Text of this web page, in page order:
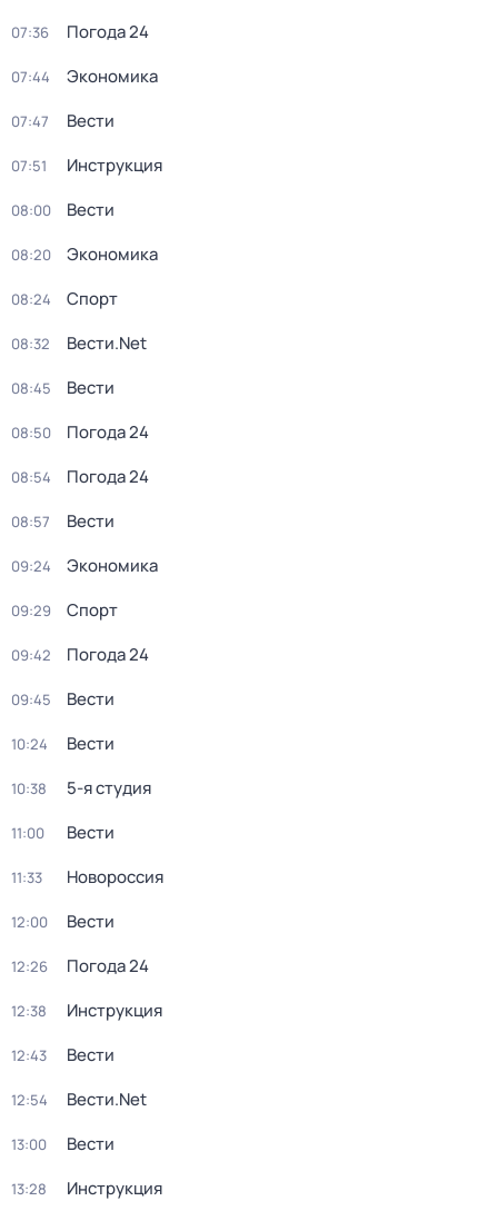
07:36 Погода 24
07:44 Экономика
07:47 Вести
07:51 Инструкция
08:00 Вести
08:20 Экономика
08:24 Спорт
08:32 Вести.Net
08:45 Вести
08:50 Погода 24
08:54 Погода 24
08:57 Вести
09:24 Экономика
09:29 Спорт
09:42 Погода 24
09:45 Вести
10:24 Вести
10:38 5-я студия
11:00 Вести
11:33 Новороссия
12:00 Вести
12:26 Погода 24
12:38 Инструкция
12:43 Вести
12:54 Вести.Net
13:00 Вести
13:28 Инструкция